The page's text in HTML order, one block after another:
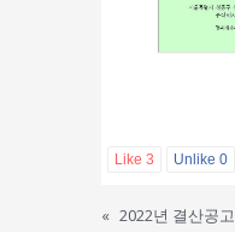
Like 3 Unlike 0
« 2022년 결산공고